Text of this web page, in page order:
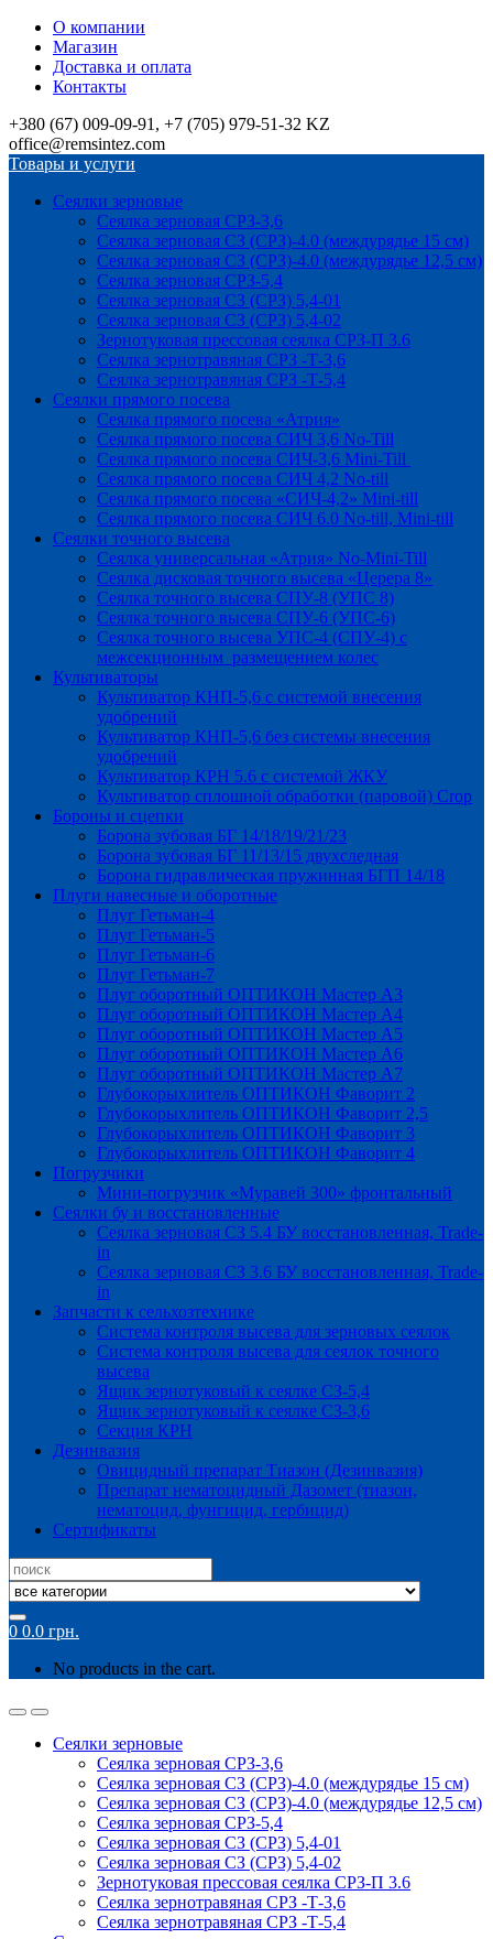
О компании
Магазин
Доставка и оплата
Контакты
+380 (67) 009-09-91, +7 (705) 979-51-32 KZ
office@remsintez.com
Товары и услуги
Сеялки зерновые
Сеялка зерновая СРЗ-3,6
Сеялка зерновая СЗ (СРЗ)-4.0 (междурядье 15 см)
Сеялка зерновая СЗ (СРЗ)-4.0 (междурядье 12,5 см)
Сеялка зерновая СРЗ-5,4
Сеялка зерновая СЗ (СРЗ) 5,4-01
Сеялка зерновая СЗ (СРЗ) 5,4-02
Зернотуковая прессовая сеялка СРЗ-П 3.6
Сеялка зернотравяная СРЗ -Т-3,6
Сеялка зернотравяная СРЗ -Т-5,4
Сеялки прямого посева
Сеялка прямого посева «Атрия»
Сеялка прямого посева СИЧ 3,6 No-Till
Сеялка прямого посева СИЧ-3,6 Mini-Till
Сеялка прямого посева СИЧ 4,2 No-till
Сеялка прямого посева «СИЧ-4,2» Mini-till
Сеялка прямого посева СИЧ 6.0 No-till, Mini-till
Сеялки точного высева
Сеялка универсальная «Атрия» No-Mini-Till
Сеялка дисковая точного высева «Церера 8»
Сеялка точного высева СПУ-8 (УПС 8)
Сеялка точного высева СПУ-6 (УПС-6)
Сеялка точного высева УПС-4 (СПУ-4) с
межсекционным размещением колес
Культиваторы
Культиватор КНП-5,6 с системой внесения
удобрений
Культиватор КНП-5,6 без системы внесения
удобрений
Культиватор КРН 5.6 с системой ЖКУ
Культиватор сплошной обработки (паровой) Crop
Бороны и сцепки
Борона зубовая БГ 14/18/19/21/23
Борона зубовая БГ 11/13/15 двухследная
Борона гидравлическая пружинная БГП 14/18
Плуги навесные и оборотные
Плуг Гетьман-4
Плуг Гетьман-5
Плуг Гетьман-6
Плуг Гетьман-7
Плуг оборотный ОПТИКОН Мастер А3
Плуг оборотный ОПТИКОН Мастер А4
Плуг оборотный ОПТИКОН Мастер А5
Плуг оборотный ОПТИКОН Мастер А6
Плуг оборотный ОПТИКОН Мастер А7
Глубокорыхлитель ОПТИКОН Фаворит 2
Глубокорыхлитель ОПТИКОН Фаворит 2,5
Глубокорыхлитель ОПТИКОН Фаворит 3
Глубокорыхлитель ОПТИКОН Фаворит 4
Погрузчики
Мини-погрузчик «Муравей 300» фронтальный
Сеялки бу и восстановленные
Сеялка зерновая СЗ 5.4 БУ восстановленная, Trade-
in
Сеялка зерновая СЗ 3.6 БУ восстановленная, Trade-
in
Запчасти к сельхозтехнике
Система контроля высева для зерновых сеялок
Система контроля высева для сеялок точного
высева
Ящик зернотуковый к сеялке СЗ-5,4
Ящик зернотуковый к сеялке СЗ-3,6
Секция КРН
Дезинвазия
Овицидный препарат Тиазон (Дезинвазия)
Препарат нематоцидный Дазомет (тиазон,
нематоцид, фунгицид, гербицид)
Сертификаты
Search
for:
0 0.0 грн.
No products in the cart.
Сеялки зерновые
Сеялка зерновая СРЗ-3,6
Сеялка зерновая СЗ (СРЗ)-4.0 (междурядье 15 см)
Сеялка зерновая СЗ (СРЗ)-4.0 (междурядье 12,5 см)
Сеялка зерновая СРЗ-5,4
Сеялка зерновая СЗ (СРЗ) 5,4-01
Сеялка зерновая СЗ (СРЗ) 5,4-02
Зернотуковая прессовая сеялка СРЗ-П 3.6
Сеялка зернотравяная СРЗ -Т-3,6
Сеялка зернотравяная СРЗ -Т-5,4